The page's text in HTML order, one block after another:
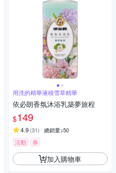
用洗的精華液積雪草精華
依必朗香氛沐浴乳築夢旅程
$149
4.9 (31) 總銷量>50
活動 券
加入購物車